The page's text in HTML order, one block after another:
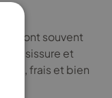
sont souvent
moisissure et
sec, frais et bien